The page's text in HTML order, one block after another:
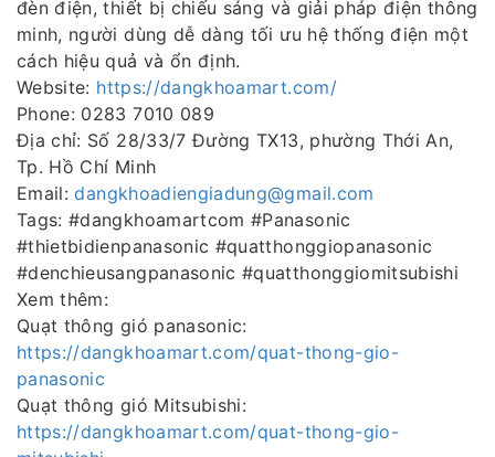
đèn điện, thiết bị chiếu sáng và giải pháp điện thông
minh, người dùng dễ dàng tối ưu hệ thống điện một
cách hiệu quả và ổn định.
Website: https://dangkhoamart.com/
Phone: 0283 7010 089
Địa chỉ: Số 28/33/7 Đường TX13, phường Thới An,
Tp. Hồ Chí Minh
Email:dangkhoadiengiadung@gmail.com
Tags: #dangkhoamartcom #Panasonic
#thietbidienpanasonic #quatthonggiopanasonic
#denchieusangpanasonic #quatthonggiomitsubishi
Xem thêm:
Quạt thông gió panasonic:
https://dangkhoamart.com/quat-thong-gio-
panasonic
Quạt thông gió Mitsubishi:
https://dangkhoamart.com/quat-thong-gio-